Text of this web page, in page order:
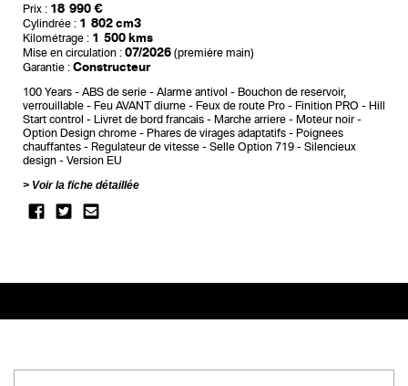
Prix : 18 990 €
Cylindrée : 1 802 cm3
Kilométrage : 1 500 kms
Mise en circulation : 07/2026 (première main)
Garantie : Constructeur
100 Years ABS de serie Alarme antivol
Bouchon de reservoir,
verrouillable
Feu AVANT diurne Feux de route Pro Finition PRO
Hill
Start control
Livret de bord francais Marche arriere
Moteur noir
Option Design chrome
Phares de virages adaptatifs
Poignees
chauffantes
Regulateur de vitesse Selle Option 719
Silencieux
design
Version EU
Voir la fiche détaillée